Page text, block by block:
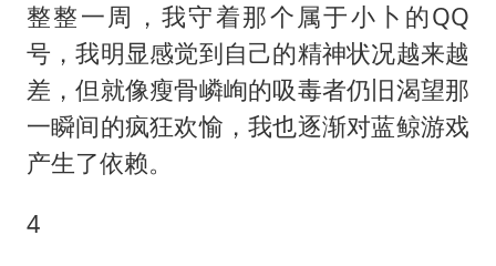
整整一周，我守着那个属于小卜的QQ
号，我明显感觉到自己的精神状况越来越
差，但就像瘦骨嶙峋的吸毒者仍旧渴望那
一瞬间的疯狂欢愉，我也逐渐对蓝鲸游戏
产生了依赖。
4